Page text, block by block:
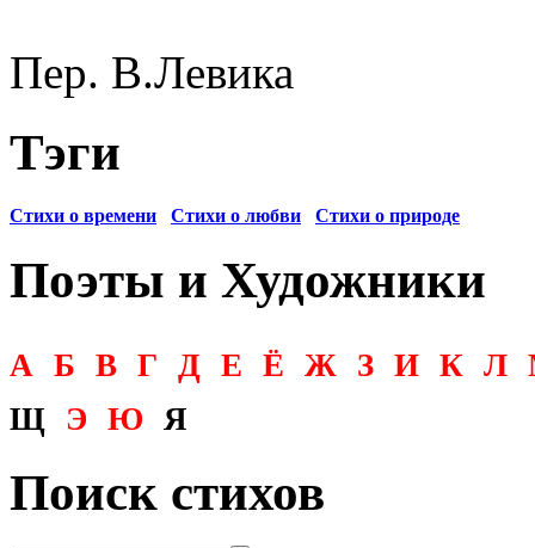
Пер. В.Левика
Тэги
Стихи о времени Стихи о любви Стихи о природе
Поэты и Художники
А Б В Г Д Е Ё Ж З И К Л
Щ
Э Ю Я
Поиск стихов